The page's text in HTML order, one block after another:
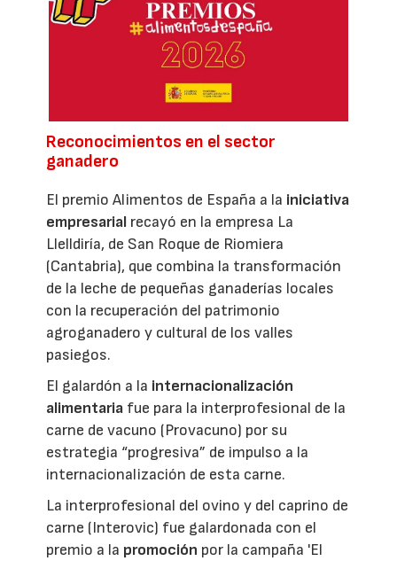
Reconocimientos en el sector
ganadero
El premio Alimentos de España a la iniciativa
empresarial recayó en la empresa La
Llelldiría, de San Roque de Riomiera
(Cantabria), que combina la transformación
de la leche de pequeñas ganaderías locales
con la recuperación del patrimonio
agroganadero y cultural de los valles
pasiegos.
El galardón a la internacionalización
alimentaria fue para la interprofesional de la
carne de vacuno (Provacuno) por su
estrategia “progresiva” de impulso a la
internacionalización de esta carne.
La interprofesional del ovino y del caprino de
carne (Interovic) fue galardonada con el
premio a la promoción por la campaña 'El